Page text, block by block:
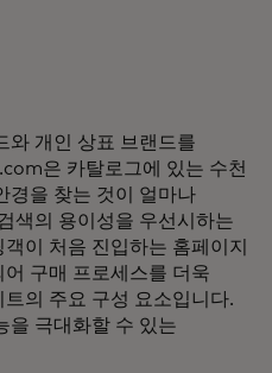
와 개인 상표 브랜드를
은 카탈로그에 있는 수천
경을 찾는 것이 얼마나
색의 용이성을 우선시하는
이 처음 진입하는 홈페이지
구매 프로세스를 더욱
의 주요 구성 요소입니다.
을 극대화할 수 있는